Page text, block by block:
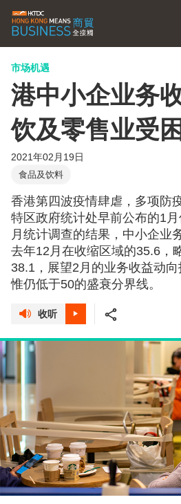
市场机遇
港中小企业务
饮及零售业受
2021年02月19日
食品及饮料
香港第四波疫情肆虐，多项防
特区政府统计处早前公布的1
月统计调查的结果，中小企业
去年12月在收缩区域的35.6，
38.1，展望2月的业务收益动向
惟仍低于50的盛衰分界线。
收听